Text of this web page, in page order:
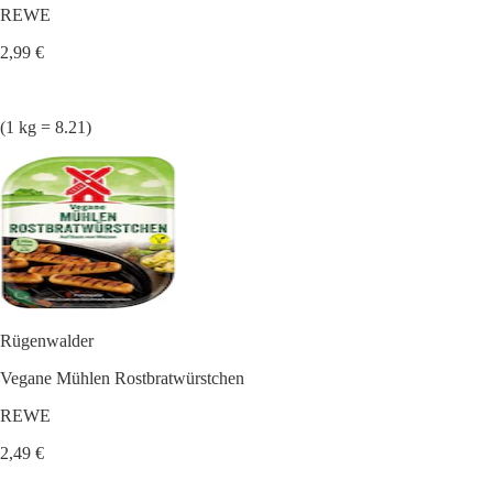
REWE
2,99 €
(1 kg = 8.21)
Rügenwalder
Vegane Mühlen Rostbratwürstchen
REWE
2,49 €